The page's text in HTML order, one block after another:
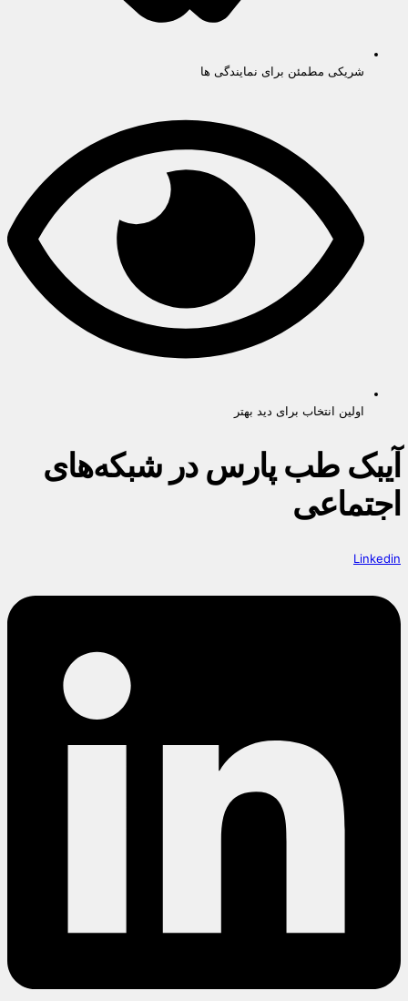
شریکی مطمئن برای نمایندگی ها
اولین انتخاب برای دید بهتر
آیبک طب پارس در شبکه‌های
اجتماعی
Linkedin